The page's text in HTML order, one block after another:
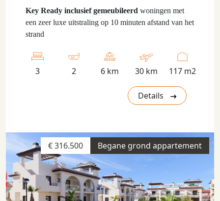
Key Ready inclusief gemeubileerd woningen met
een zeer luxe uitstraling op 10 minuten afstand van het
strand
3 2 6 km 30 km 117 m2
Details
Begane grond appartement
€ 316.500